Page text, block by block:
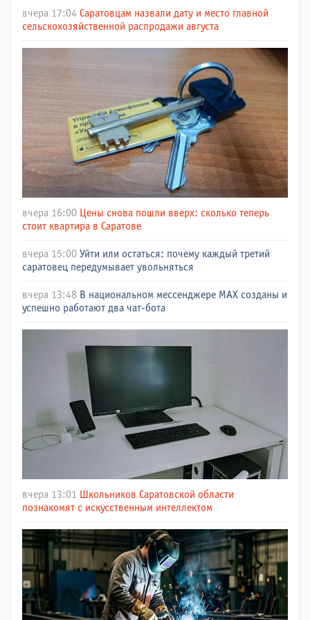
вчера 17:04 Саратовцам назвали дату и место главной
сельскохозяйственной распродажи августа
вчера 16:00 Цены снова пошли вверх: сколько теперь
стоит квартира в Саратове
вчера 15:00 Уйти или остаться: почему каждый третий
саратовец передумывает увольняться
вчера 13:48 В национальном мессенджере МАХ созданы и
успешно работают два чат-бота
вчера 13:01
Школьников Саратовской области
познакомят с искусственным интеллектом